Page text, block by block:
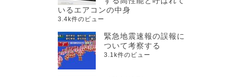
いるエアコンの中身
3.4k件のビュー
緊急地震速報の誤報に
ついて考察する
3.1k件のビュー